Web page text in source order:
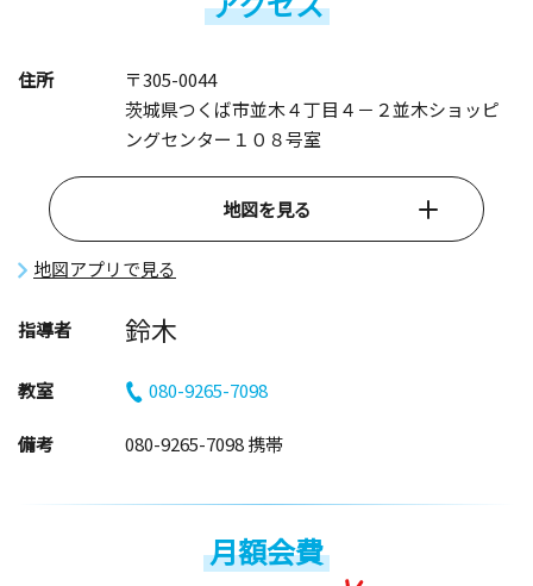
住所
〒305-0044
茨城県つくば市並木４丁目４－２並木ショッピ
ングセンター１０８号室
地図を見る
地図アプリで見る
指導者 鈴木
教室 080-9265-7098
備考 080-9265-7098 携帯
月額会費